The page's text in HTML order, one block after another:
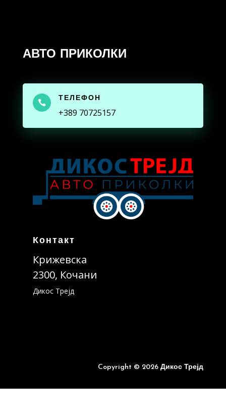
АВТО ПРИКОЛКИ

ТЕЛЕФОН
+389 70725157
Контакт
Крижевска
2300, Кочани
Дикос Трејд
Copyright © 2026 Дикос Трејд